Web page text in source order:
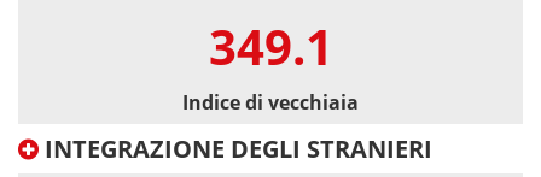
349.1
Indice di vecchiaia
INTEGRAZIONE DEGLI STRANIERI